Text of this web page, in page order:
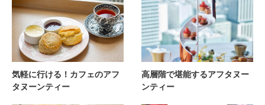
気軽に行ける！カフェのアフ
タヌーンティー
高層階で堪能するアフタヌー
ンティー